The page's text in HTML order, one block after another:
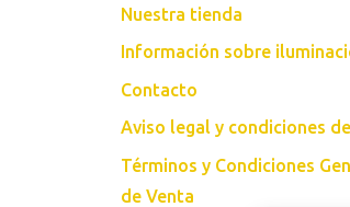
Nuestra tienda
Información sobre
Contacto
Aviso legal y condiciones
Términos y Condiciones
de Venta